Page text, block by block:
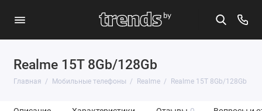
Realme 15T 8Gb/128Gb
Главная Мобильные телефоны Realme Realme 15T 8Gb/128Gb